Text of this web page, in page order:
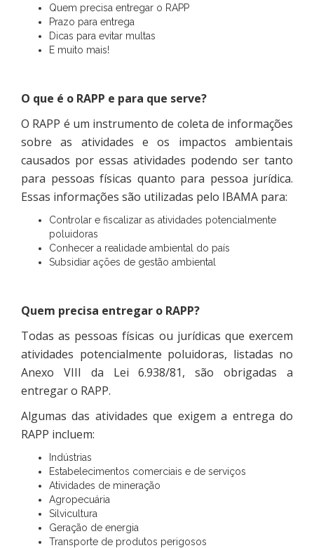
Quem precisa entregar o RAPP
Prazo para entrega
Dicas para evitar multas
E muito mais!
O que é o RAPP e para que serve?
O RAPP é um instrumento de coleta de informações
sobre as atividades e os impactos ambientais
causados por essas atividades podendo ser tanto
para pessoas físicas quanto para pessoa jurídica.
Essas informações são utilizadas pelo IBAMA para:
Controlar e fiscalizar as atividades potencialmente
poluidoras
Conhecer a realidade ambiental do país
Subsidiar ações de gestão ambiental
Quem precisa entregar o RAPP?
Todas as pessoas físicas ou jurídicas que exercem
atividades potencialmente poluidoras, listadas no
Anexo VIII da Lei 6.938/81, são obrigadas a
entregar o RAPP.
Algumas das atividades que exigem a entrega do
RAPP incluem:
Indústrias
Estabelecimentos comerciais e de serviços
Atividades de mineração
Agropecuária
Silvicultura
Geração de energia
Transporte de produtos perigosos